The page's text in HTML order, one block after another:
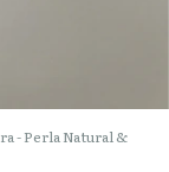
- Perla Natural &